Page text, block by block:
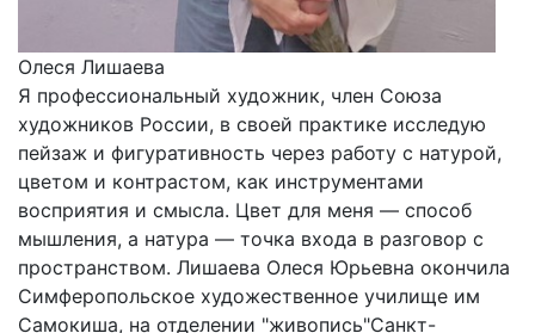
Олеся Лишаева
Я профессиональный художник, член Союза
художников России, в своей практике исследую
пейзаж и фигуративность через работу с натурой,
цветом и контрастом, как инструментами
восприятия и смысла. Цвет для меня — способ
мышления, а натура — точка входа в разговор с
пространством. Лишаева Олеся Юрьевна окончила
Симферопольское художественное училище им
Самокиша, на отделении "живопись"Санкт-